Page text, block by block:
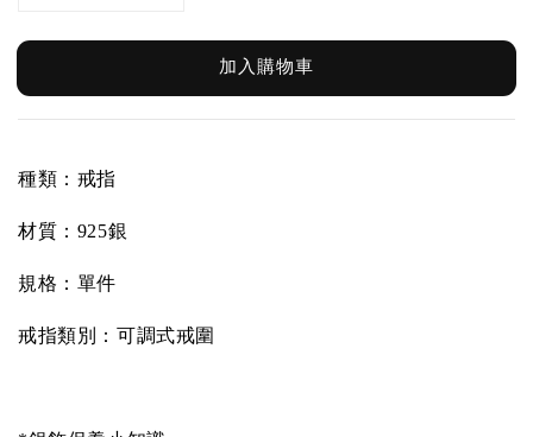
加入購物車
種類：戒指
材質：925銀
規格：單件
戒指類別：可調式戒圍